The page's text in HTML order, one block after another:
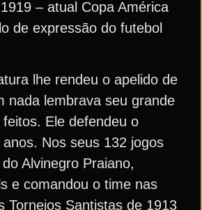
– atual Copa América
de expressão do futebol
lhe rendeu o apelido de
nada lembrava seu grande
Ele defendeu o
Nos seus 132 jogos
Alvinegro Praiano,
e comandou o time nas
Torneios Santistas de 1913